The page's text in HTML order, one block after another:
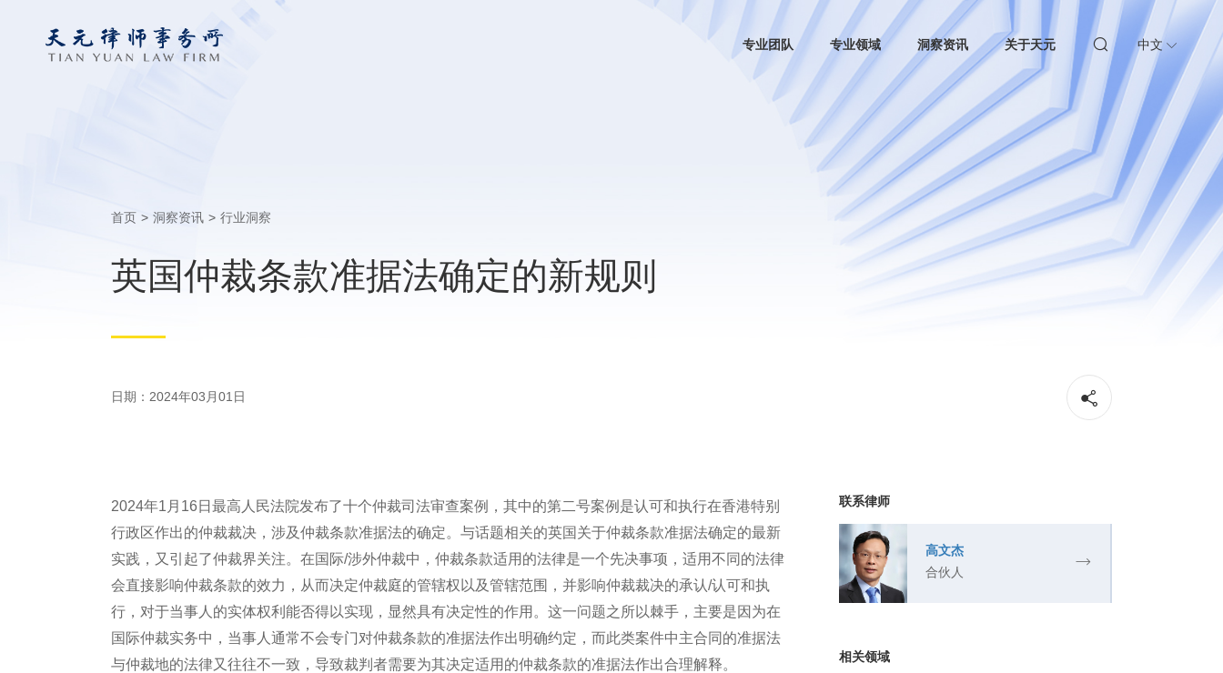
专业团队 专业领域 洞察资讯 关于天元 中文
首页 > 洞察资讯 > 行业洞察
英国仲裁条款准据法确定的新规则
日期：2024年03月01日
2024年1月16日最高人民法院发布了十个仲裁司法审查案例，其中的第二号案例是认可和执行在香港特别
行政区作出的仲裁裁决，涉及仲裁条款准据法的确定。与话题相关的英国关于仲裁条款准据法确定的最新
实践，又引起了仲裁界关注。在国际/涉外仲裁中，仲裁条款适用的法律是一个先决事项，适用不同的法律
会直接影响仲裁条款的效力，从而决定仲裁庭的管辖权以及管辖范围，并影响仲裁裁决的承认/认可和执
行，对于当事人的实体权利能否得以实现，显然具有决定性的作用。这一问题之所以棘手，主要是因为在
国际仲裁实务中，当事人通常不会专门对仲裁条款的准据法作出明确约定，而此类案件中主合同的准据法
与仲裁地的法律又往往不一致，导致裁判者需要为其决定适用的仲裁条款的准据法作出合理解释。
联系律师
高文杰
合伙人
相关领域